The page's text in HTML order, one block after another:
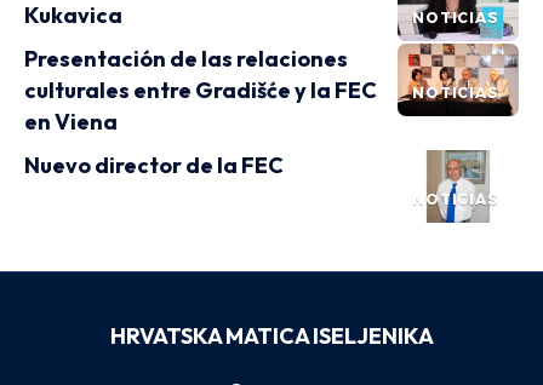
NOTICIAS
Kukavica
NOTICIAS
Presentación de las relaciones
culturales entre Gradišće y la FEC
en Viena
NOTICIAS
Nuevo director de la FEC
HRVATSKA MATICA ISELJENIKA